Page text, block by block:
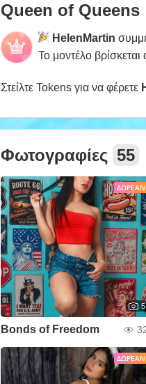
Queen of Queens
HelenMartin
Το μοντέλο
Στείλτε Tokens για να φέρετε
Φωτογραφίες 55
ΔΩΡΕΆΝ
5
Bonds of Freedom
ΔΩΡΕΆΝ